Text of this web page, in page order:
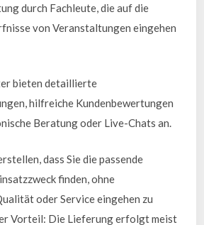
durch Fachleute, die auf die
von Veranstaltungen eingehen
bieten detaillierte
hilfreiche Kundenbewertungen
Beratung oder Live-Chats an.
dass Sie die passende
finden, ohne
oder Service eingehen zu
Vorteil: Die Lieferung erfolgt meist